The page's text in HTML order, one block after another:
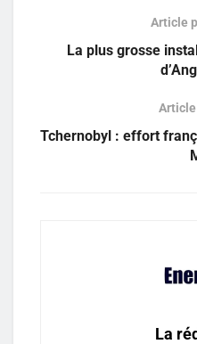
Article
La plus grosse
Tchernobyl : effort
La